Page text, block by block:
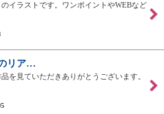
イラストです。ワンポイントやWEBなど
リア…
を見ていただきありがとうございます。